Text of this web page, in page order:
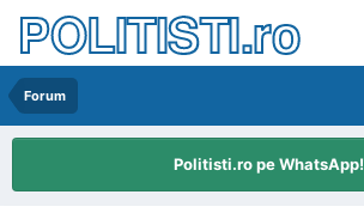
POLITISTI.ro
Forum
Politisti.ro pe WhatsApp!